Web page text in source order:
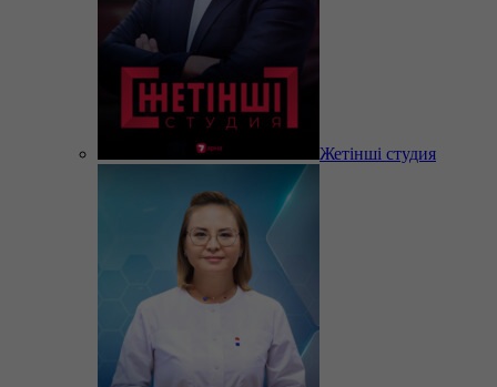
Жетінші студия